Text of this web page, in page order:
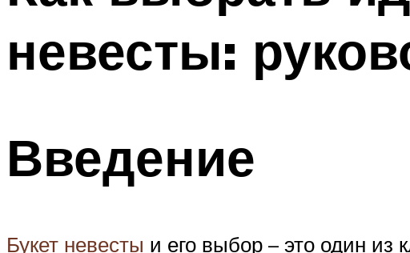
невесты:
Введение
Букет невесты и его выбор – это один из